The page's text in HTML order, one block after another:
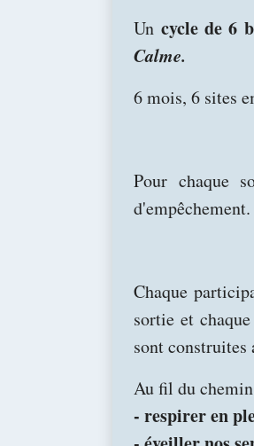
Un cycle de 6
Calme.
6 mois, 6 sites
Pour chaque
Chaque
sortie et
sont
Au fil du
- respirer en